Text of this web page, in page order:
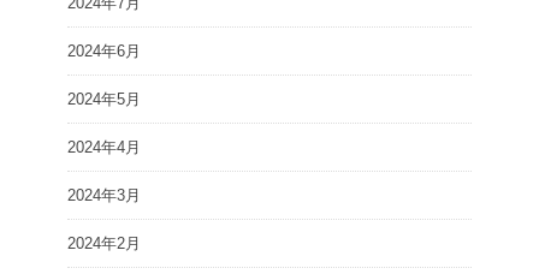
2024年6月
2024年5月
2024年4月
2024年3月
2024年2月